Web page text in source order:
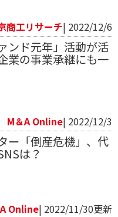
商工リサーチ| 2022/12/6
ンド元年」活動が活
の事業承継にも一
M＆A Online| 2022/12/3
ー「倒産危機」、代
は？
Online| 2022/11/30更新